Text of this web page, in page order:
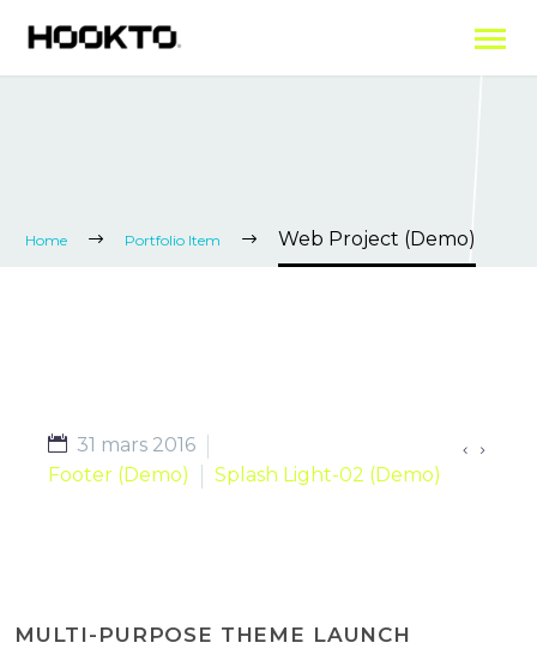
Home Portfolio Item Web Project (Demo)
 
31 mars 2016
Footer (Demo)
Splash Light-02 (Demo)
MULTI-PURPOSE THEME LAUNCH